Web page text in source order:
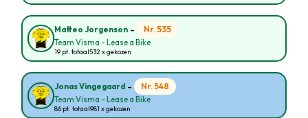
Matteo Jorgenson - Nr. 535
Team Visma - Lease a Bike
19 pt. totaal532 x gekozen
Jonas Vingegaard - Nr. 548
Team Visma - Lease a Bike
86 pt. totaal981 x gekozen